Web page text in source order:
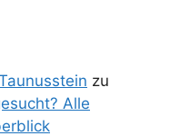
zu
Alle